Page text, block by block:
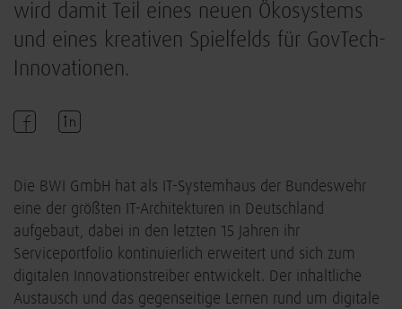
wird damit Teil eines neuen Ökosystems
und eines kreativen Spielfelds für GovTech-
Innovationen.
Die BWI GmbH hat als IT-Systemhaus der Bundeswehr
eine der größten IT-Architekturen in Deutschland
aufgebaut, dabei in den letzten 15 Jahren ihr
Serviceportfolio kontinuierlich erweitert und sich zum
digitalen Innovationstreiber entwickelt. Der inhaltliche
Austausch und das gegenseitige Lernen rund um digitale